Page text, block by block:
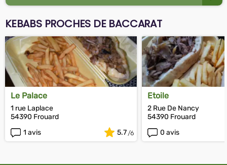
KEBABS PROCHES DE BACCARAT
Le Palace
1 rue Laplace
54390 Frouard
1 avis
5.7
Etoile
2 Rue De Nancy
54390 Frouard
0 avis